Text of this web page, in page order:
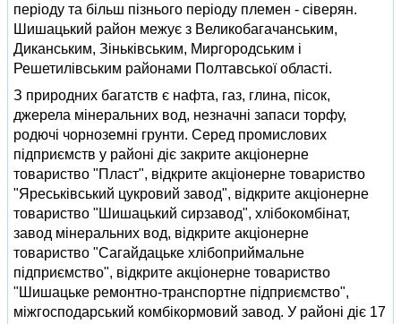
перiоду та бiльш пiзнього перiоду племен - сiверян.
Шишацький район межує з Великобагачанським,
Диканським, Зiнькiвським, Миргородським i
Решетилiвським районами Полтавської областi.
З природних багатств є нафта, газ, глина, пiсок,
джерела мiнеральних вод, незначнi запаси торфу,
родючi чорноземнi грунти. Серед промислових
пiдприємств у районi дiє закрите акцiонерне
товариство "Пласт", вiдкрите акцiонерне товариство
"Яреськiвський цукровий завод", вiдкрите акцiонерне
товариство "Шишацький сирзавод", хлiбокомбiнат,
завод мiнеральних вод, вiдкрите акцiонерне
товариство "Сагайдацьке хлiбоприймальне
пiдприємство", вiдкрите акцiонерне товариство
"Шишацьке ремонтно-транспортне пiдприємство",
мiжгосподарський комбiкормовий завод. У районi дiє 17